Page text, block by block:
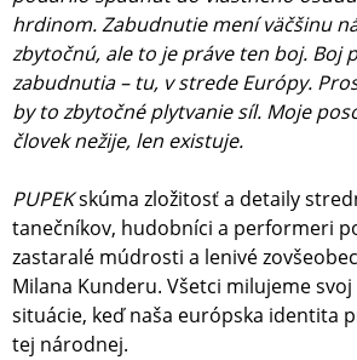
hrdinom. Zabudnutie mení väčšinu
zbytočnú, ale to je práve ten boj. Boj
zabudnutia – tu, v strede Európy.
by to zbytočné plytvanie síl. Moje
človek nežije, len existuje.
PUPEKskúma zložitosť a detaily
tanečníkov, hudobníci a performeri
zastaralé múdrosti a lenivé
Milana Kunderu. Všetci milujeme
situácie, keď naša európska identita
tej národnej.